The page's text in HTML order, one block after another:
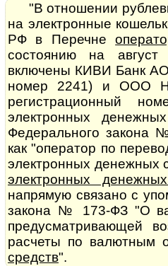
"В отношении
на электронные
РФ в Перечне
состоянию на
включены КИВИ Банк
номер 2241) и ООО
регистрационный
электронных
Федерального закона
как "оператор по
электронных денежных
электронных
напрямую связано с
закона № 173-ФЗ "О
предусматривающей
расчеты по валютным
средств".